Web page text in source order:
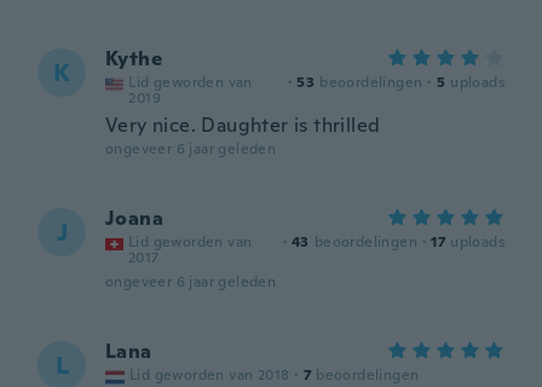
K Kythe
Lid geworden van
2019
· 53 beoordelingen · 5 uploads
Very nice. Daughter is thrilled
ongeveer 6 jaar geleden
J Joana
Lid geworden van
2017
· 43 beoordelingen · 17 uploads
ongeveer 6 jaar geleden
L Lana
Lid geworden van 2018 · 7 beoordelingen